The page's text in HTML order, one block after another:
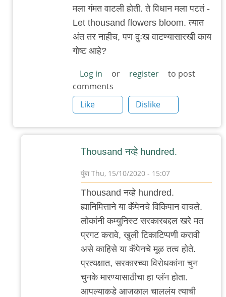
मला गंमत वाटली होती. ते विधान मला पटतं -
Let thousand flowers bloom. त्यात
अंत तर नाहीच, पण दुःख वाटण्यासारखी काय
गोष्ट आहे?
Log in or register
to post
comments
Like
Dislike
Thousand नव्हे hundred.
पुंबा Thu, 15/10/2020 - 15:07
In
reply
to
शोकांतिका?
by
विक्षिप्त
अदिती
Thousand नव्हे hundred.
ह्यानिमित्ताने या कॅंपेनचे विकिपान वाचले.
लोकांनी कम्युनिस्ट सरकारबद्दल खरे मत
प्रगट करावे, खुली टिकाटिप्पणी करावी
असे काहिसे या कॅंपेनचे मूळ तत्व होते.
प्रत्यक्षात, सरकारच्या विरोधकांना चुन
चुनके मारण्यासाठीचा हा प्लॅन होता.
आपल्याकडे आजकाल चाललंय त्याची